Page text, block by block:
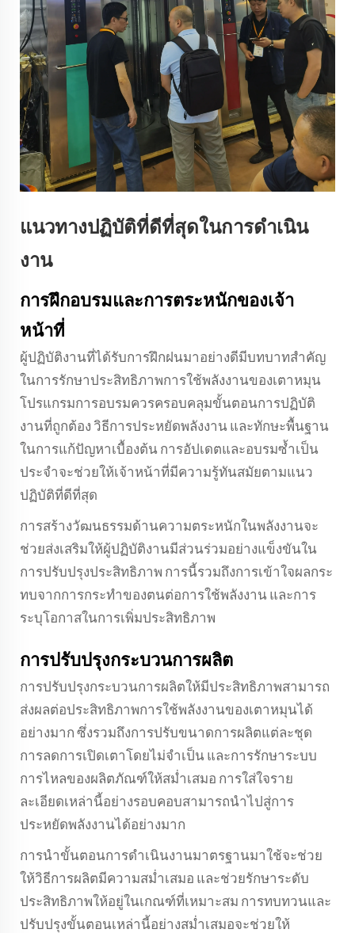
แนวทางปฏิบัติที่ดีที่สุดในการดำเนิน
งาน
การฝึกอบรมและการตระหนักของเจ้า
หน้าที่
ผู้ปฏิบัติงานที่ได้รับการฝึกฝนมาอย่างดีมีบทบาทสำคัญ
ในการรักษาประสิทธิภาพการใช้พลังงานของเตาหมุน
โปรแกรมการอบรมควรครอบคลุมขั้นตอนการปฏิบัติ
งานที่ถูกต้อง วิธีการประหยัดพลังงาน และทักษะพื้นฐาน
ในการแก้ปัญหาเบื้องต้น การอัปเดตและอบรมซ้ำเป็น
ประจำจะช่วยให้เจ้าหน้าที่มีความรู้ทันสมัยตามแนว
ปฏิบัติที่ดีที่สุด
การสร้างวัฒนธรรมด้านความตระหนักในพลังงานจะ
ช่วยส่งเสริมให้ผู้ปฏิบัติงานมีส่วนร่วมอย่างแข็งขันใน
การปรับปรุงประสิทธิภาพ การนี้รวมถึงการเข้าใจผลกระ
ทบจากการกระทำของตนต่อการใช้พลังงาน และการ
ระบุโอกาสในการเพิ่มประสิทธิภาพ
การปรับปรุงกระบวนการผลิต
การปรับปรุงกระบวนการผลิตให้มีประสิทธิภาพสามารถ
ส่งผลต่อประสิทธิภาพการใช้พลังงานของเตาหมุนได้
อย่างมาก ซึ่งรวมถึงการปรับขนาดการผลิตแต่ละชุด
การลดการเปิดเตาโดยไม่จำเป็น และการรักษาระบบ
การไหลของผลิตภัณฑ์ให้สม่ำเสมอ การใส่ใจราย
ละเอียดเหล่านี้อย่างรอบคอบสามารถนำไปสู่การ
ประหยัดพลังงานได้อย่างมาก
การนำขั้นตอนการดำเนินงานมาตรฐานมาใช้จะช่วย
ให้วิธีการผลิตมีความสม่ำเสมอ และช่วยรักษาระดับ
ประสิทธิภาพให้อยู่ในเกณฑ์ที่เหมาะสม การทบทวนและ
ปรับปรุงขั้นตอนเหล่านี้อย่างสม่ำเสมอจะช่วยให้